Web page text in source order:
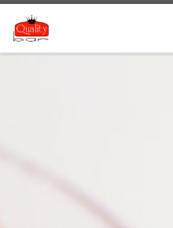
Skip to content